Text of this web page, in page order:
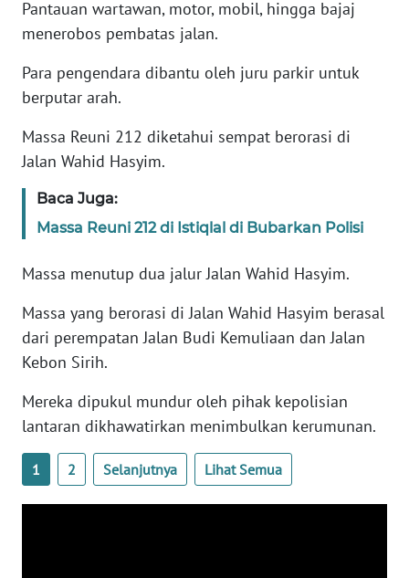
Pantauan wartawan, motor, mobil, hingga bajaj
menerobos pembatas jalan.
Para pengendara dibantu oleh juru parkir untuk
berputar arah.
Massa Reuni 212 diketahui sempat berorasi di
Jalan Wahid Hasyim.
Baca Juga:
Massa Reuni 212 di Istiqlal di Bubarkan Polisi
Massa menutup dua jalur Jalan Wahid Hasyim.
Massa yang berorasi di Jalan Wahid Hasyim berasal
dari perempatan Jalan Budi Kemuliaan dan Jalan
Kebon Sirih.
Mereka dipukul mundur oleh pihak kepolisian
lantaran dikhawatirkan menimbulkan kerumunan.
1 2 Selanjutnya Lihat Semua
TENTANG
KAMI
PEDOMAN
MEDIA
REDAKSI
Wahana
Regional
SUMUT
WN
JAKARTA